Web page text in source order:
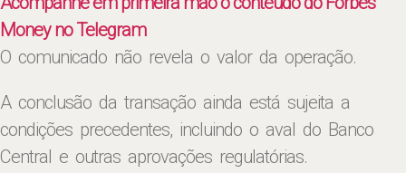
Money no Telegram
O comunicado não revela o valor da operação.
A conclusão da transação ainda está sujeita a
condições precedentes, incluindo o aval do Banco
Central e outras aprovações regulatórias.